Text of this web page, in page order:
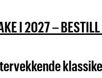
I 2027 – BESTILL